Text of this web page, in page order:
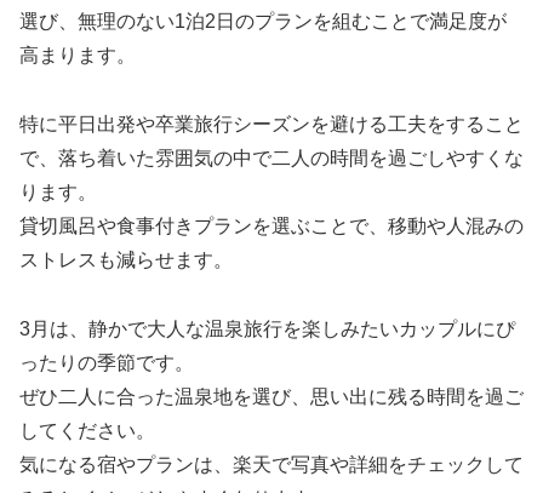
選び、無理のない1泊2日のプランを組むことで満足度が
高まります。
特に平日出発や卒業旅行シーズンを避ける工夫をすること
で、落ち着いた雰囲気の中で二人の時間を過ごしやすくな
ります。
貸切風呂や食事付きプランを選ぶことで、移動や人混みの
ストレスも減らせます。
3月は、静かで大人な温泉旅行を楽しみたいカップルにぴ
ったりの季節です。
ぜひ二人に合った温泉地を選び、思い出に残る時間を過ご
してください。
気になる宿やプランは、楽天で写真や詳細をチェックして